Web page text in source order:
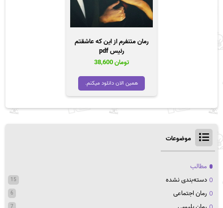
رمان متنفرم از این که عاشقتم
رئیس pdf
تومان
همین الان دانلود میکنم.
موضوعات
مطالب
دسته‌بندی نشده
15
رمان اجتماعی 6